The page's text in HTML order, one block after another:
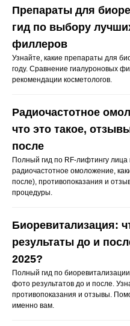
Препараты для
гид по выбору
филлеров
Узнайте, какие препараты для
году. Сравнение гиалуроновых
рекомендации косметологов.
Радиочастотное
что это такое,
после
Полный гид по RF-лифтингу лица
радиочастотное омоложение,
после), противопоказания и
процедуры.
Биоревитализация:
результаты до и
2025?
Полный гид по
фото результатов до и после.
противопоказания и отзывы.
именно вам.
Инъекционная
4-х ступенчатое
Лазерная
Контурная пластика
Биоревитализация и
Коррекция мимических
Нитевой лифтинг
Коллагенотерапия
Другие инъекции